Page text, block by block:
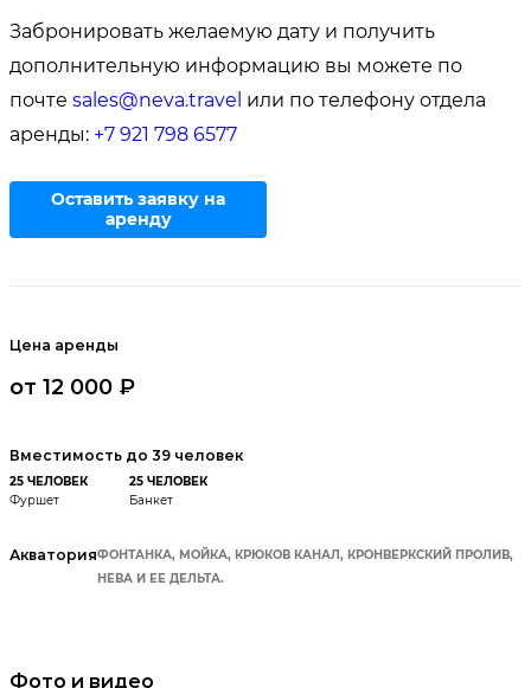
Забронировать желаемую дату и получить
дополнительную информацию вы можете по
почте sales@neva.travel или по телефону отдела
аренды: +7 921 798 6577
Оставить заявку на
аренду
Цена аренды
от 12 000 ₽
Вместимость до 39 человек
25 ЧЕЛОВЕК
Фуршет
25 ЧЕЛОВЕК
Банкет
АкваторияФОНТАНКА, МОЙКА, КРЮКОВ КАНАЛ, КРОНВЕРКСКИЙ ПРОЛИВ,
НЕВА И ЕЕ ДЕЛЬТА.
Фото и видео